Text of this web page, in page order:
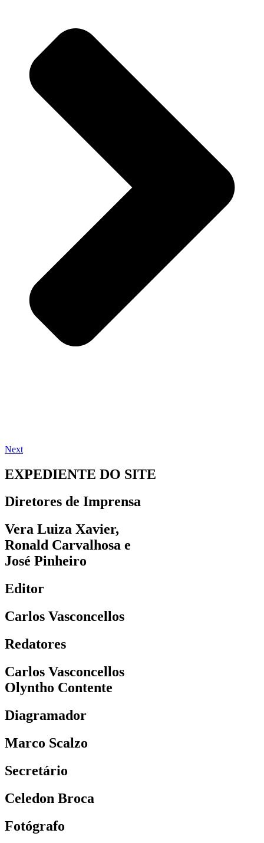
Next
EXPEDIENTE DO SITE
Diretores de Imprensa
Vera Luiza Xavier,
Ronald Carvalhosa e
José Pinheiro
Editor
Carlos Vasconcellos
Redatores
Carlos Vasconcellos
Olyntho Contente
Diagramador
Marco Scalzo
Secretário
Celedon Broca
Fotógrafo